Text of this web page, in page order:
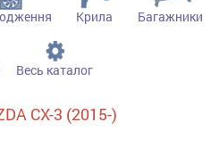
Крила Багажники
Весь каталог
CX-3 (2015-)